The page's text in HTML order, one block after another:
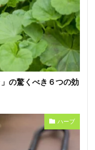
の驚くべき６つの効
ハーブ